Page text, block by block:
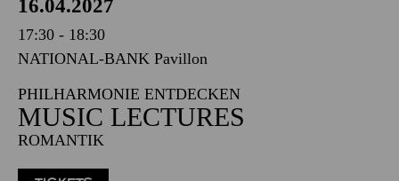
NATIONAL-BANK Pavillon
PHILHARMONIE ENTDECKEN
MUSIC LECTURES
ROMANTIK
TICKETS